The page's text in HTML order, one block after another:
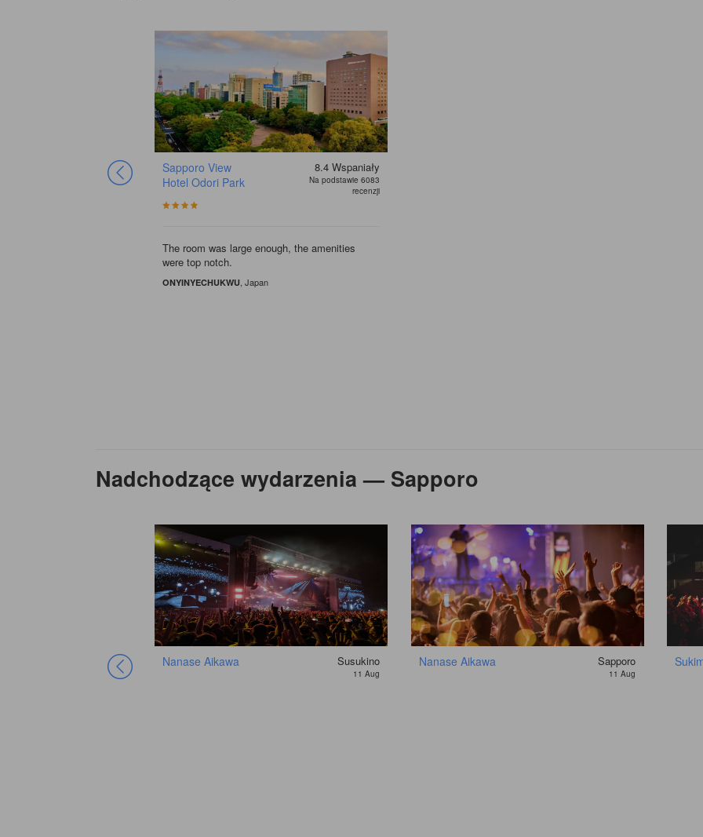
Sapporo View
Hotel Odori Park
8.4 Wspaniały
Na podstawie 6083
recenzji
The room was large enough, the amenities
were top notch.
ONYINYECHUKWU , Japan
Nadchodzące wydarzenia — Sapporo
Nanase Aikawa Susukino
11 Aug
Nanase Aikawa Sapporo
11 Aug